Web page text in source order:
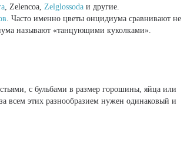
, Zelencoa, Zelglossoda и другие.
. Часто именно цветы онцидиума сравнивают не
называют «танцующими куколками».
с бульбами в размер горошины, яйца или
всем этих разнообразием нужен одинаковый и